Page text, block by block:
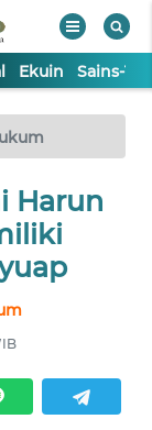
Ekuin Sains-
Harun